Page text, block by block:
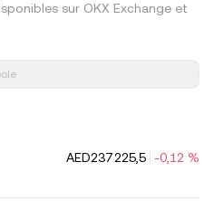
sur OKX Exchange et
AED237 225,5 -0,12 %